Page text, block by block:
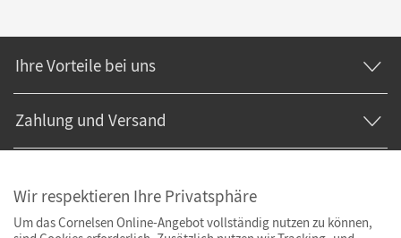
Ihre Vorteile bei uns
Zahlung und Versand
Wir respektieren Ihre Privatsphäre
Um das Cornelsen Online-Angebot vollständig nutzen zu können,